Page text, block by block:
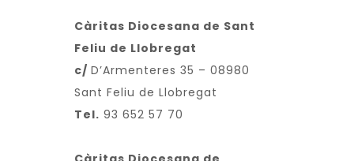
Càritas Diocesana de Sant
Feliu de Llobregat
c/ D’Armenteres 35 – 08980
Sant Feliu de Llobregat
Tel. 93 652 57 70